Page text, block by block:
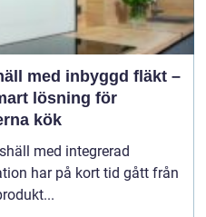
med inbyggd fläkt –
lösning för
kök
med integrerad
har på kort tid gått från